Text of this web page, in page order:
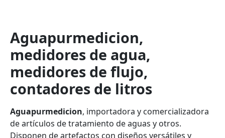
Aguapurmedicion,
medidores de agua,
medidores de flujo,
contadores de litros
Aguapurmedicion, importadora y comercializadora
de artículos detratamiento de aguas y otros.
Disponen de artefactos con diseños versátiles y